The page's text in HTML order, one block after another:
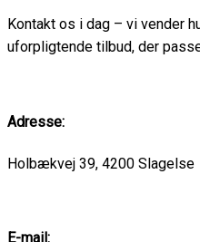
Kontakt os i dag – vi vender
uforpligtende tilbud, der
Adresse:
Holbækvej 39, 4200 Slagelse
E-mail: